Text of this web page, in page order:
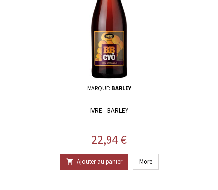
MARQUE: BARLEY
IVRE - BARLEY
Prix
22,94 €
 Ajouter au panier More